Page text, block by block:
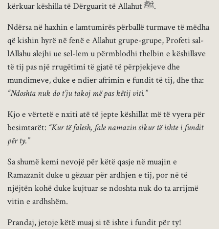
kërkuar këshilla të Dërguarit të Allahut ﷺ.
Ndërsa në haxhin e lamtumirës përballë turmave të mëdha
që kishin hyrë në fenë e Allahut grupe-grupe, Profeti sal-
lAllahu alejhi ue sel-lem u përmblodhi thelbin e këshillave
të tij pas një rrugëtimi të gjatë të përpjekjeve dhe
mundimeve, duke e ndier afrimin e fundit të tij, dhe tha:
“Ndoshta nuk do t’ju takoj më pas këtij viti.”
Kjo e vërtetë e nxiti atë të jepte këshillat më të vyera për
besimtarët: “Kur të falesh, fale namazin sikur të ishte i fundit
për ty.”
Sa shumë kemi nevojë për këtë qasje në muajin e
Ramazanit duke u gëzuar për ardhjen e tij, por në të
njëjtën kohë duke kujtuar se ndoshta nuk do ta arrijmë
vitin e ardhshëm.
Prandaj, jetoje këtë muaj si të ishte i fundit për ty!